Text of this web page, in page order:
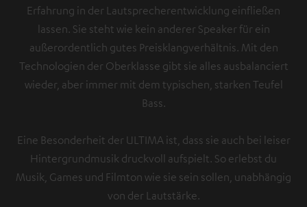
Erfahrung in der Lautsprecherentwicklung einfließen
lassen. Sie steht wie kein anderer Speaker für ein
außerordentlich gutes Preisklangverhältnis. Mit den
Technologien der Oberklasse gibt sie alles ausbalanciert
wieder, aber immer mit dem typischen, starken Teufel
Bass.
Eine Besonderheit der ULTIMA ist, dass sie auch bei leiser
Hintergrundmusik druckvoll aufspielt. So erlebst du
Musik, Games und Filmton wie sie sein sollen, unabhängig
von der Lautstärke.